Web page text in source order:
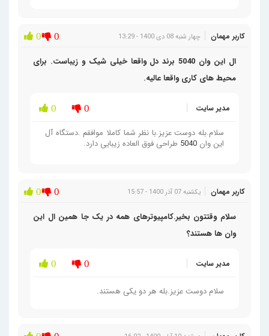
کاربر مهمان چهار شنبه 08 دی 1400 - 13:29 0 0
ال این وان 5040 برند دل واقعا خیلی شیک و زیباست. برای
محیط های کاری واقعا عالیه.
مدیر سایت 0 0
سلام.بله دوست عزیز.با نظر شما کاملا موافقم .دستگاه آل
این وان 5040 طراحی فوق العاده زیبایی دارد.
کاربر مهمان یکشنبه 07 آذر 1400 - 15:57 0 0
سلام وقتتون بخیر.کامپیوترهای همه در یک جا همین ال این
وان ها هستند؟
مدیر سایت 0 0
سلام دوست عزیز.بله هر دو یکی هستند.